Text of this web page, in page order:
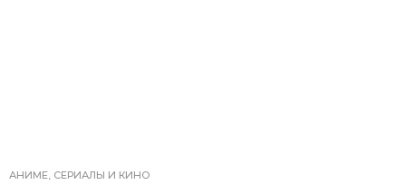
АНИМЕ, СЕРИАЛЫ И КИНО